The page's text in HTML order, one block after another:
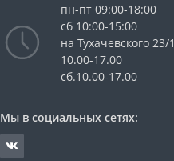
пн-пт 09:00-18:00
сб 10:00-15:00
на Тухачевского 23/1
10.00-17.00
сб.10.00-17.00
Мы в социальных сетях: